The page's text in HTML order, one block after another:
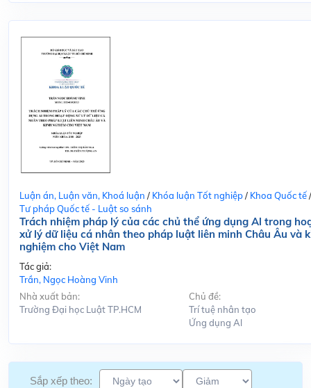
Luận án, Luận văn, Khoá luận / Khóa luận Tốt nghiệp/ Khoa Quốc tế/
Tư pháp Quốc tế - Luật so sánh
Trách nhiệm pháp lý của các chủ thể ứng dụng Al trong
xử lý dữ liệu cá nhân theo pháp luật liên minh Châu Âu và
nghiệm cho Việt Nam
Tác giả:
Trần, Ngọc Hoàng Vinh
Nhà xuất bản:
Trường Đại học Luật TP.HCM
Chủ đề:
Trí tuệ nhân tạo
Ứng dụng Al
Sắp xếp theo: